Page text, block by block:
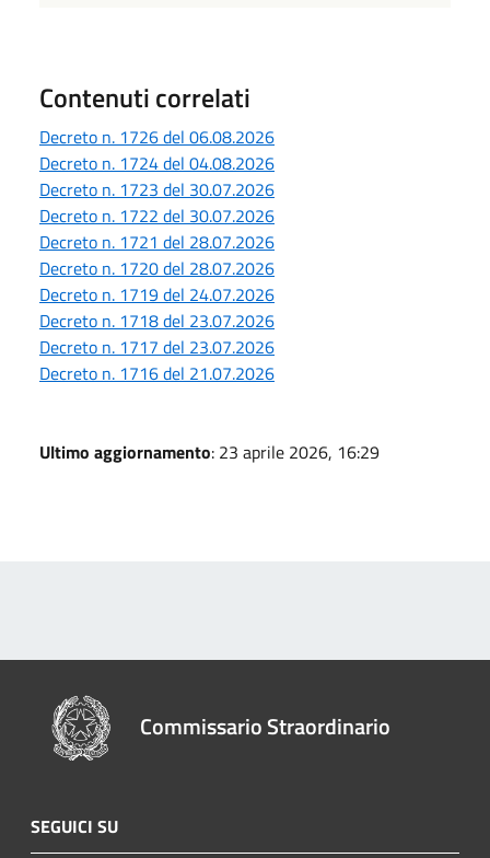
Contenuti correlati
Decreto n. 1726 del 06.08.2026
Decreto n. 1724 del 04.08.2026
Decreto n. 1723 del 30.07.2026
Decreto n. 1722 del 30.07.2026
Decreto n. 1721 del 28.07.2026
Decreto n. 1720 del 28.07.2026
Decreto n. 1719 del 24.07.2026
Decreto n. 1718 del 23.07.2026
Decreto n. 1717 del 23.07.2026
Decreto n. 1716 del 21.07.2026
Ultimo aggiornamento: 23 aprile 2026, 16:29
Commissario Straordinario
SEGUICI SU